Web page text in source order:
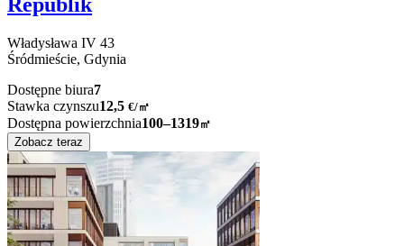
Władysława IV 43
Śródmieście, Gdynia
Dostępne biura7
Stawka czynszu12,5 €/㎡
Dostępna powierzchnia100–1319㎡
Zobacz teraz